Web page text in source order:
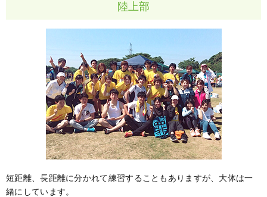
陸上部
短距離、長距離に分かれて練習することもありますが、大体は一
緒にしています。